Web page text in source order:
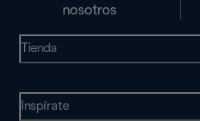
nosotros
Tienda
Inspírate